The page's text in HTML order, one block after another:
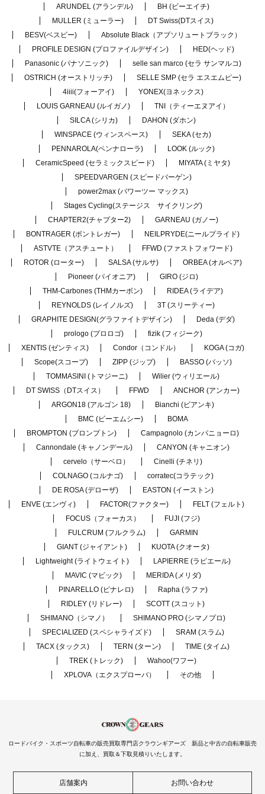
ARUNDEL (アランデル)
BH (ビーエイチ)
MULLER (ミューラー)
DT Swiss(DTスイス)
BESV(ベスビー)
Absolute Black（アブソリュートブラック）
PROFILE DESIGN (プロファイルデザイン)
HED(ヘッド)
Panasonic (パナソニック)
selle san marco (セラ サンマルコ)
OSTRICH (オーストリッチ)
SELLE SMP (セラ エスエムピー)
4iiii(フォーアイ)
YONEX(ヨネックス)
LOUIS GARNEAU (ルイガノ)
TNI（ティーエヌアイ）
SILCA (シリカ)
DAHON (ダホン)
WINSPACE (ウィンスペース)
SEKA (セカ)
PENNAROLA(ペンナローラ)
LOOK (ルック)
CeramicSpeed (セラミックスピード)
MIYATA (ミヤタ)
SPEEDVARGEN (スピードバーゲン)
power2max (パワーツー マックス)
Stages Cycling(ステージス サイクリング)
CHAPTER2(チャプター2)
GARNEAU (ガノー)
BONTRAGER (ボントレガー)
NEILPRYDE(ニールプライド)
ASTVTE（アスチュート）
FFWD (ファストフォワード)
ROTOR (ローター)
SALSA (サルサ)
ORBEA (オルベア)
Pioneer (パイオニア)
GIRO (ジロ)
THM-Carbones (THMカーボン)
RIDEA (ライデア)
REYNOLDS (レイノルズ)
3T (スリーティー)
GRAPHITE DESIGN(グラファイトデザイン)
Deda (デダ)
prologo (プロロゴ)
fizik (フィジーク)
XENTIS (ゼンティス)
Condor（コンドル）
KOGA (コガ)
Scope(スコープ)
ZIPP (ジップ)
BASSO (バッソ)
TOMMASINI (トマジーニ)
Wilier (ウィリエール)
DT SWISS（DTスイス）
FFWD
ANCHOR (アンカー)
ARGON18 (アルゴン 18)
Bianchi (ビアンキ)
BMC (ビーエムシー)
BOMA
BROMPTON (ブロンプトン)
Campagnolo (カンパニョーロ)
Cannondale (キャノンデール)
CANYON (キャニオン)
cervelo（サーベロ）
Cinelli (チネリ)
COLNAGO (コルナゴ)
corratec(コラテック)
DE ROSA (デローザ)
EASTON (イーストン)
ENVE (エンヴィ)
FACTOR(ファクター)
FELT (フェルト)
FOCUS（フォーカス）
FUJI (フジ)
FULCRUM (フルクラム)
GARMIN
GIANT (ジャイアント)
KUOTA (クオータ)
Lightweight (ライトウェイト)
LAPIERRE (ラピエール)
MAVIC (マビック)
MERIDA (メリダ)
PINARELLO (ピナレロ)
Rapha (ラファ)
RIDLEY (リドレー)
SCOTT (スコット)
SHIMANO（シマノ）
SHIMANO PRO (シマノプロ)
SPECIALIZED (スペシャライズド)
SRAM (スラム)
TACX (タックス)
TERN (ターン)
TIME (タイム)
TREK (トレック)
Wahoo(ワフー)
XPLOVA（エクスプローバ）
その他
ロードバイク・スポーツ自転車の販売買取専門店クラウンギアーズ 新品と中古の自転車販売
に加え、買取＆下取見積りいたします。
店舗案内 お問い合わせ